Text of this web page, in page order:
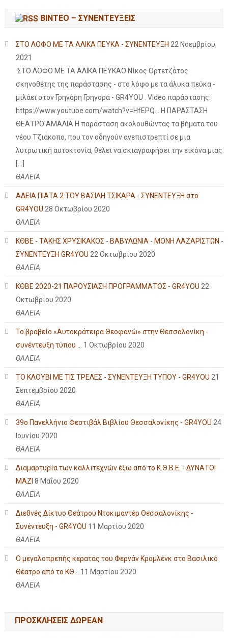
ΒΙΝΤΕΟ – ΣΥΝΕΝΤΕΥΞΕΙΣ
ΣΤΟ ΛΟΦΟ ΜΕ ΤΑ ΑΛΙΚΑ ΠΕΥΚΑ - ΣΥΝΕΝΤΕΥΞΗ 22 Νοεμβρίου
2021
ΣΤΟ ΛΟΦΟ ΜΕ ΤΑ ΑΛΙΚΑ ΠΕΥΚΑΟ Νίκος Ορτετζάτος
σκηνοθέτης της παράστασης - στο λόφο με τα άλυκα πεύκα -
μιλάει στον Γρηγόρη Γρηγορά - GR4YOU . Video παράστασης:
https://www.youtube.com/watch?v=HfEPQ... Η ΠΑΡΑΣΤΑΣΗ
ΘΕΑΤΡΟ ΑΜΑΛΙΑ Η παράσταση ακολουθώντας τα βήματα του
νέου Τζιάκοπο, που τον οδηγούν ανεπιστρεπτί σε μια
λυτρωτική αυτοκτονία, θέλει να σκιαγραφήσει την εικόνα μιας
ΘΑΛΕΙΑ
ΑΔΕΙΑ ΠΙΑΤΑ 2 ΤΟΥ ΒΑΣΙΛΗ ΤΣΙΚΑΡΑ - ΣΥΝΕΝΤΕΥΞΗ στο
GR4YOU 28 Οκτωβρίου 2020
ΘΑΛΕΙΑ
ΚΘΒΕ - ΤΑΚΗΣ ΧΡΥΣΙΚΑΚΟΣ - ΒΑΒΥΛΩΝΙΑ - ΜΟΝΗ ΛΑΖΑΡΙΣΤΩΝ -
ΣΥΝΕΝΤΕΥΞΗ GR4YOU 22 Οκτωβρίου 2020
ΘΑΛΕΙΑ
ΚΘΒΕ 2020-21 ΠΑΡΟΥΣΙΑΣΗ ΠΡΟΓΡΑΜΜΑΤΟΣ - GR4YOU 22
Οκτωβρίου 2020
ΘΑΛΕΙΑ
Το βραβείο «Αυτοκράτειρα Θεοφανώ» στην Θεσσαλονίκη -
συνέντευξη τύπου ...
1 Οκτωβρίου 2020
ΘΑΛΕΙΑ
ΤΟ ΚΛΟΥΒΙ ΜΕ ΤΙΣ ΤΡΕΛΕΣ - ΣΥΝΕΝΤΕΥΞΗ ΤΥΠΟΥ - GR4YOU 21
Σεπτεμβρίου 2020
ΘΑΛΕΙΑ
39ο Πανελλήνιο Φεστιβάλ Βιβλίου Θεσσαλονίκης - GR4YOU 24
Ιουνίου 2020
ΘΑΛΕΙΑ
Διαμαρτυρία των καλλιτεχνών έξω από το Κ.Θ.Β.Ε. - ΔΥΝΑΤΟΙ
ΜΑΖΙ 8 Μαΐου 2020
ΘΑΛΕΙΑ
Διεθνές Δίκτυο Θεάτρου Ντοκιμαντέρ Θεσσαλονίκης -
Συνέντευξη - GR4YOU 11 Μαρτίου 2020
ΘΑΛΕΙΑ
Ο μεγαλοπρεπής κερατάς του Φερνάν Κρομλένκ στο Βασιλικό
Θέατρο από το ΚΘ...
11 Μαρτίου 2020
ΘΑΛΕΙΑ
ΠΡΟΣΚΛΗΣΕΙΣ ΔΩΡΕΑΝ